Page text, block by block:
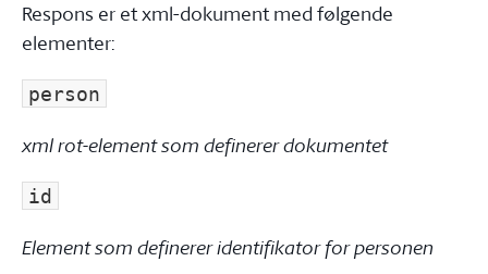
Respons er et xml-dokument med følgende
elementer:
person
xml rot-element som definerer dokumentet
id
Element som definerer identifikator for personen